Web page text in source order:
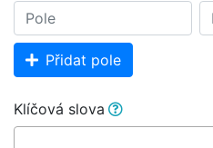
Přidat pole
Klíčová slova